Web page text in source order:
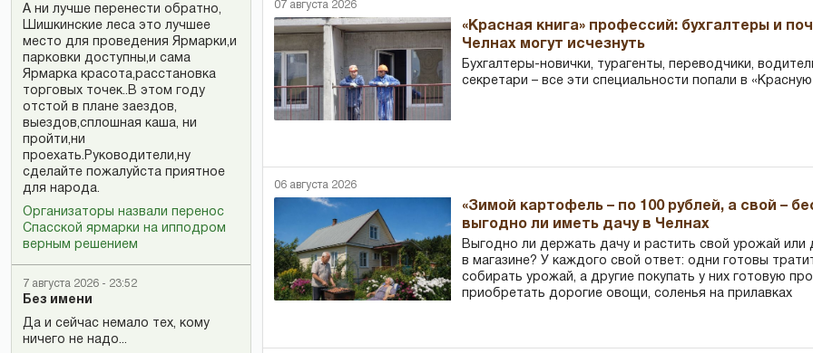
А ни лучше перенести обратно,
Шишкинские леса это лучшее
место для проведения Ярмарки,и
парковки доступны,и сама
Ярмарка красота,расстановка
торговых точек..В этом году
отстой в плане заездов,
выездов,сплошная каша, ни
пройти,ни
проехать.Руководители,ну
сделайте пожалуйста приятное
для народа.
Организаторы назвали перенос
Спасской ярмарки на ипподром
верным решением
7 августа 2026 - 23:52
Без имени
Да и сейчас немало тех, кому
ничего не надо...
07 августа 2026
«Красная книга» профессий: бухгалтеры и
Челнах могут исчезнуть
Бухгалтеры-новички, тур­агенты, переводчики,
секретари – все эти специальности попали в
06 августа 2026
«Зимой картофель – по 100 рублей, а свой –
выгодно ли иметь дачу в Челнах
Выгодно ли держать дачу и растить свой урожай или
в магазине? У каждого свой ответ: одни готовы
собирать урожай, а другие покупать у них готовую
приобретать дорогие овощи, соленья на прилавках